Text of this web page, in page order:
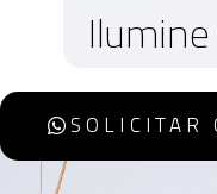
SOLICITAR